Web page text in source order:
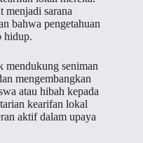
menjadi sarana
bahwa pengetahuan
hidup.
mendukung seniman
mengembangkan
atau hibah kepada
kearifan lokal
aktif dalam upaya